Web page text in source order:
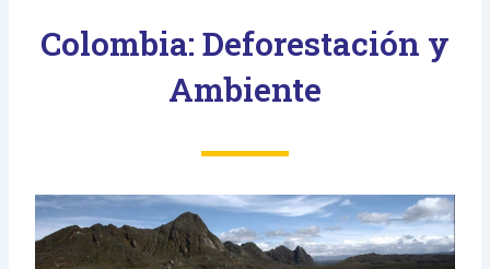
Colombia: Deforestación y
Ambiente